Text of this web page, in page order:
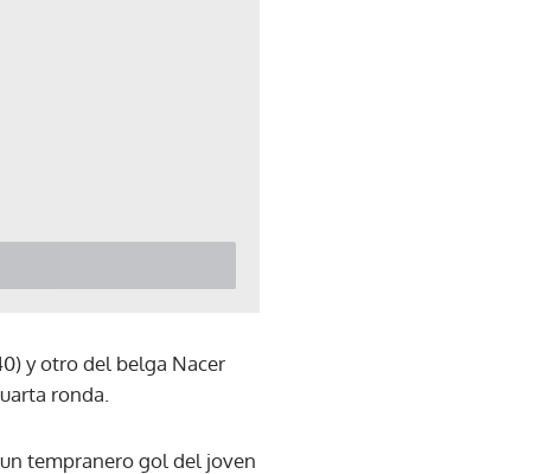
y otro del belga Nacer
ronda.
tempranero gol del joven